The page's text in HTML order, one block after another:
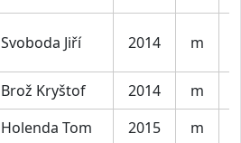
Svoboda Jiří 2014 m
Brož Kryštof 2014 m
Holenda Tom 2015 m